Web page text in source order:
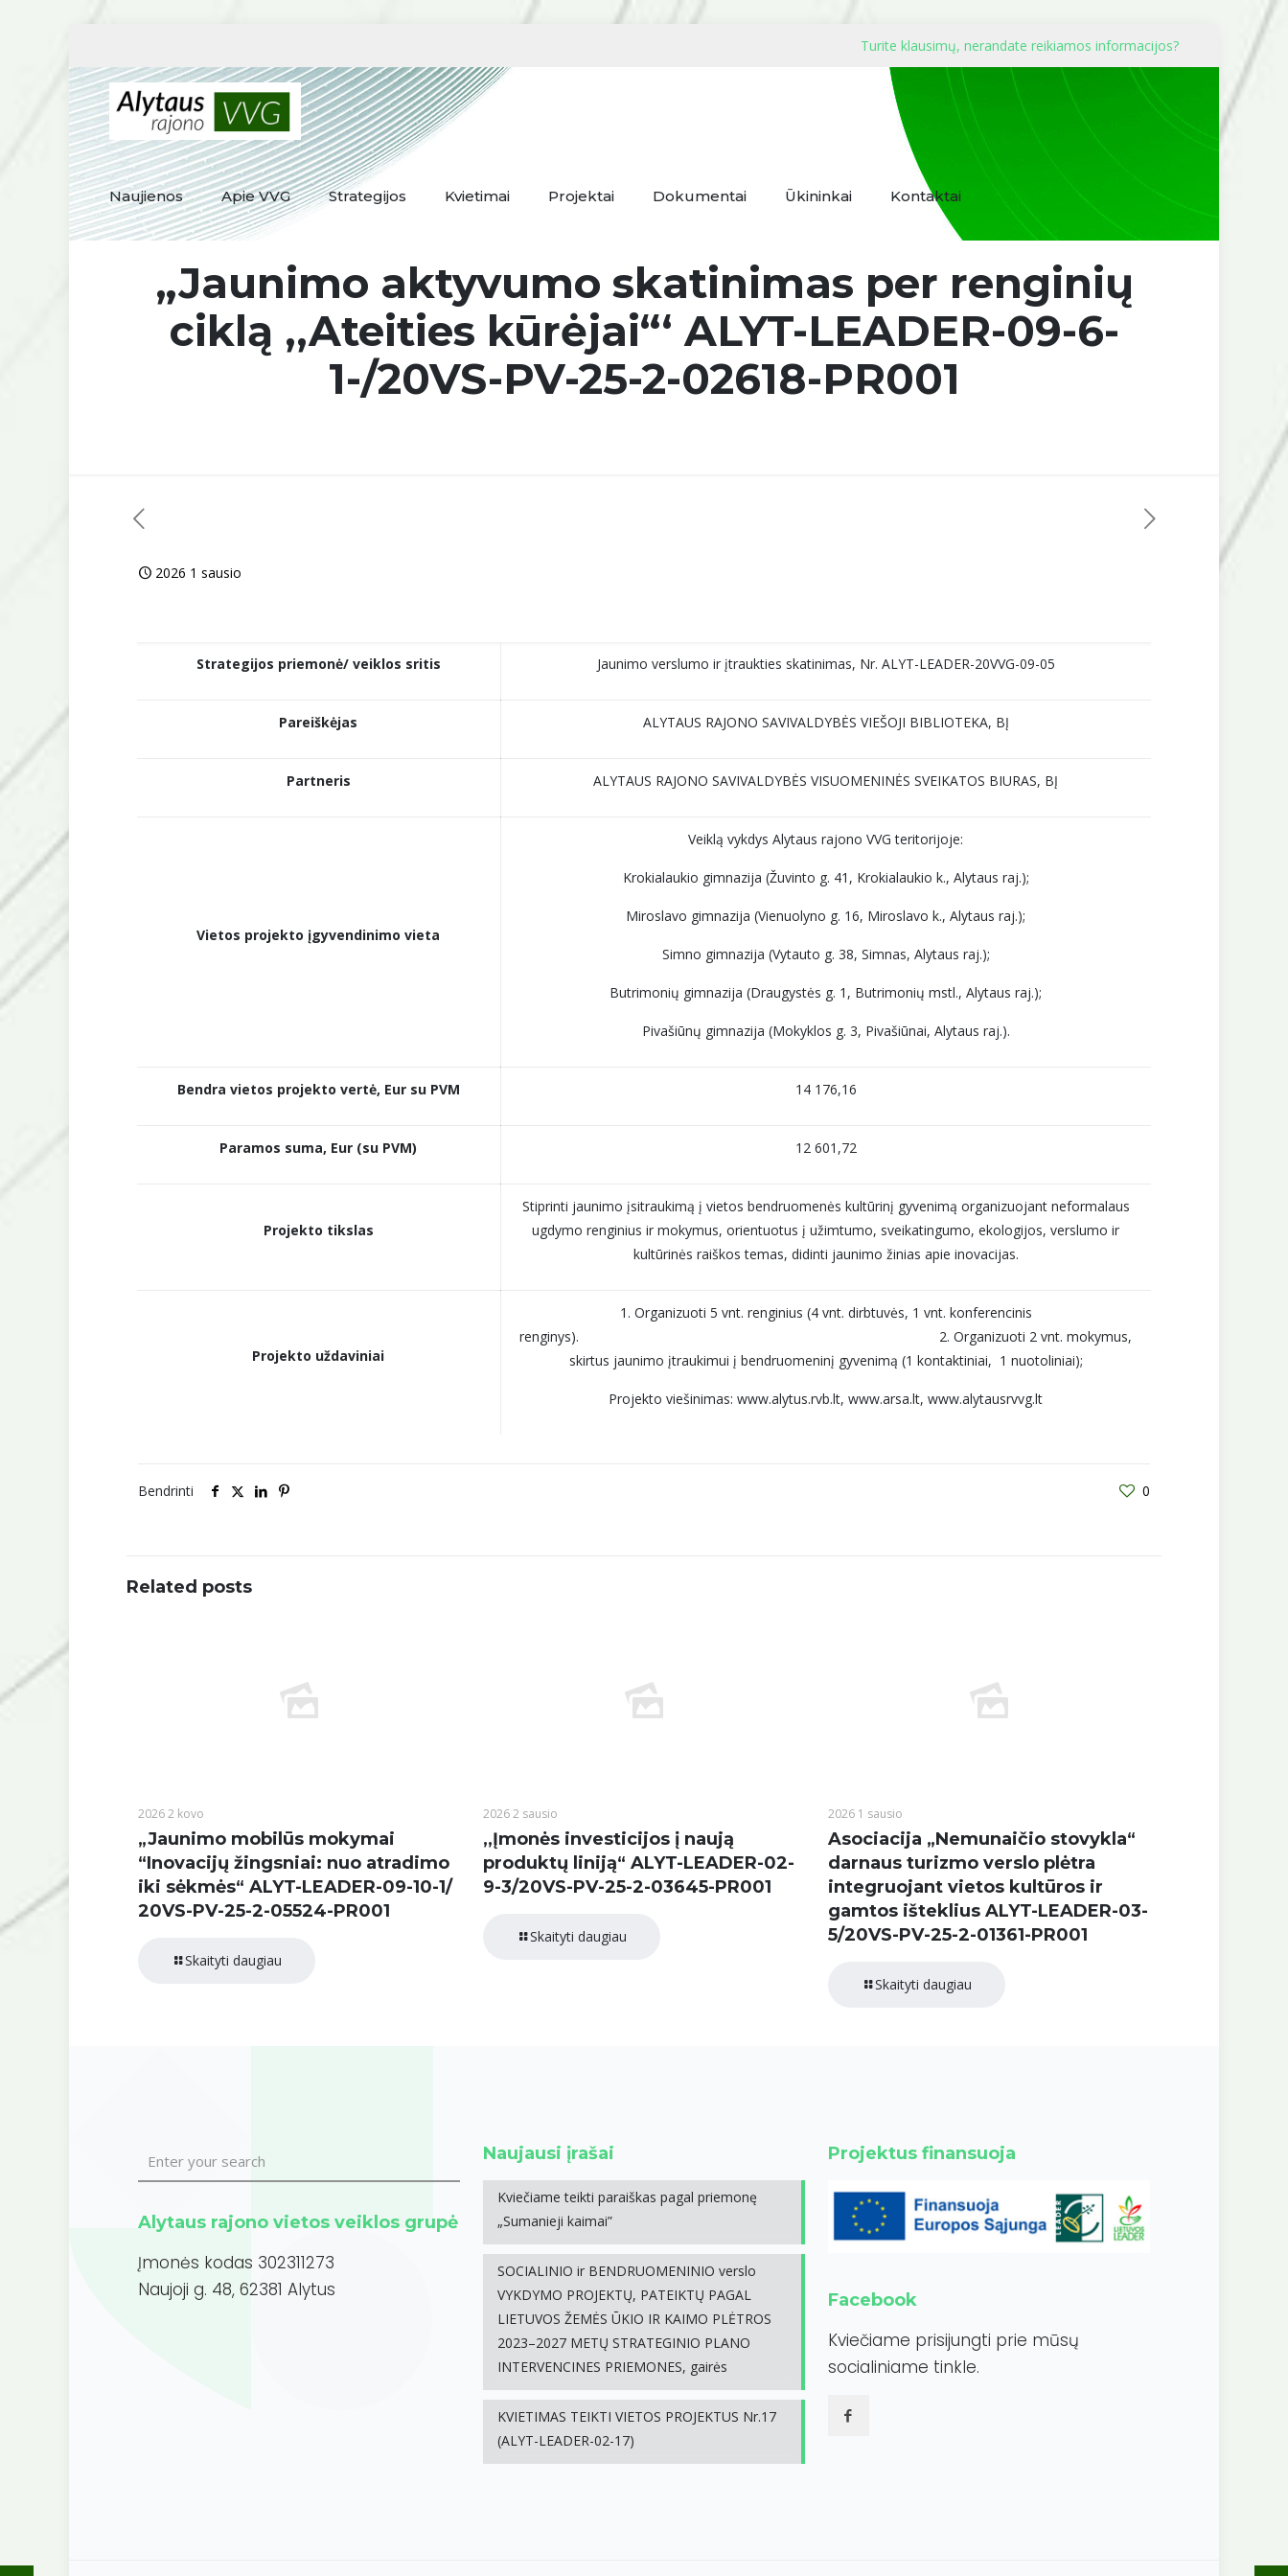
Turite klausimų, nerandate reikiamos informacijos?
Naujienos Apie VVG Strategijos Kvietimai Projektai Dokumentai Ūkininkai Kontaktai
„Jaunimo aktyvumo skatinimas per renginių
ciklą ,,Ateities kūrėjai“‘ ALYT-LEADER-09-6-
1-/20VS-PV-25-2-02618-PR001
2026 1 sausio
Strategijos priemonė/ veiklos sritis Jaunimo verslumo ir įtraukties skatinimas, Nr. ALYT-LEADER-20VVG-09-05
Pareiškėjas ALYTAUS RAJONO SAVIVALDYBĖS VIEŠOJI BIBLIOTEKA, BĮ
Partneris ALYTAUS RAJONO SAVIVALDYBĖS VISUOMENINĖS SVEIKATOS BIURAS, BĮ
Vietos projekto įgyvendinimo vieta
Veiklą vykdys Alytaus rajono VVG teritorijoje:
Krokialaukio gimnazija (Žuvinto g. 41, Krokialaukio k., Alytaus raj.);
Miroslavo gimnazija (Vienuolyno g. 16, Miroslavo k., Alytaus raj.);
Simno gimnazija (Vytauto g. 38, Simnas, Alytaus raj.);
Butrimonių gimnazija (Draugystės g. 1, Butrimonių mstl., Alytaus raj.);
Pivašiūnų gimnazija (Mokyklos g. 3, Pivašiūnai, Alytaus raj.).
Bendra vietos projekto vertė, Eur su PVM 14 176,16
Paramos suma, Eur (su PVM) 12 601,72
Projekto tikslas
Stiprinti jaunimo įsitraukimą į vietos bendruomenės kultūrinį gyvenimą organizuojant neformalaus
ugdymo renginius ir mokymus, orientuotus į užimtumo, sveikatingumo, ekologijos, verslumo ir
kultūrinės raiškos temas, didinti jaunimo žinias apie inovacijas.
Projekto uždaviniai
1. Organizuoti 5 vnt. renginius (4 vnt. dirbtuvės, 1 vnt. konferencinis
renginys). 2. Organizuoti 2 vnt. mokymus,
skirtus jaunimo įtraukimui į bendruomeninį gyvenimą (1 kontaktiniai, 1 nuotoliniai);
Projekto viešinimas: www.alytus.rvb.lt, www.arsa.lt, www.alytausrvvg.lt
Bendrinti 0
Related posts
2026 2 kovo
„Jaunimo mobilūs mokymai
“Inovacijų žingsniai: nuo atradimo
iki sėkmės“ ALYT-LEADER-09-10-1/
20VS-PV-25-2-05524-PR001
Skaityti daugiau
2026 2 sausio
,,Įmonės investicijos į naują
produktų liniją“ ALYT-LEADER-02-
9-3/20VS-PV-25-2-03645-PR001
Skaityti daugiau
2026 1 sausio
Asociacija „Nemunaičio stovykla“
darnaus turizmo verslo plėtra
integruojant vietos kultūros ir
gamtos išteklius ALYT-LEADER-03-
5/20VS-PV-25-2-01361-PR001
Skaityti daugiau
Alytaus rajono vietos veiklos grupė
Įmonės kodas 302311273
Naujoji g. 48, 62381 Alytus
Naujausi įrašai
Kviečiame teikti paraiškas pagal priemonę
„Sumanieji kaimai”
SOCIALINIO ir BENDRUOMENINIO verslo
VYKDYMO PROJEKTŲ, PATEIKTŲ PAGAL
LIETUVOS ŽEMĖS ŪKIO IR KAIMO PLĖTROS
2023–2027 METŲ STRATEGINIO PLANO
INTERVENCINES PRIEMONES, gairės
KVIETIMAS TEIKTI VIETOS PROJEKTUS Nr.17
(ALYT-LEADER-02-17)
Projektus finansuoja
Facebook
Kviečiame prisijungti prie mūsų
socialiniame tinkle.